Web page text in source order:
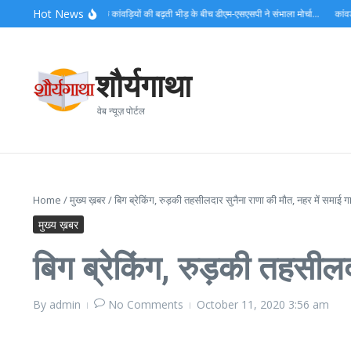
Skip to content
Hot News
अंतिम चरण में, डाक कांवड़ियों की बढ़ती भीड़ के बीच डीएम-एसएसपी ने संभाला मोर्चा… कांवड़ मेले
शौर्यगाथा
वेब न्यूज़ पोर्टल
Home /मुख्य ख़बर/बिग ब्रेकिंग, रुड़की तहसीलदार सुनैना राणा की मौत, नहर में समाई
मुख्य ख़बर
बिग ब्रेकिंग, रुड़की
By admin No Comments October 11, 2020 3:56 am